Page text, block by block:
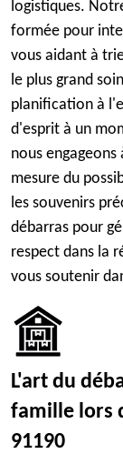
logistiques.
formée pour
vous aidant à
le plus grand
planification à
d'esprit à un
nous
mesure du
les souvenirs
débarras pour
respect dans la
vous soutenir
L'art du
famille lors
91190